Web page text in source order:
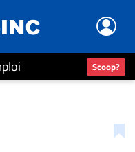
Scoop?